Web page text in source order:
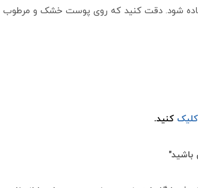
شود. دقت کنید که روی پوست خشک و مرطوب
کلیک کنید.